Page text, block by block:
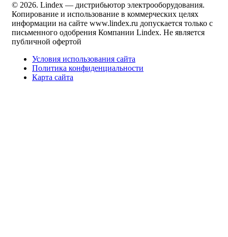
© 2026. Lindex — дистрибьютор электрооборудования.
Копирование и использование в коммерческих целях
информации на сайте www.lindex.ru допускается только с
письменного одобрения Компании Lindex. Не является
публичной офертой
Условия использования сайта
Политика конфиденциальности
Карта сайта